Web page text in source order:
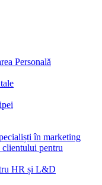
Personală
în marketing
clientului pentru
HR și L&D